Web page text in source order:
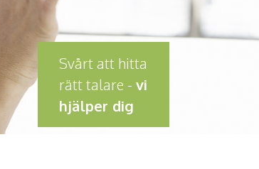
Svårt att hitta
rätt talare - vi
hjälper dig